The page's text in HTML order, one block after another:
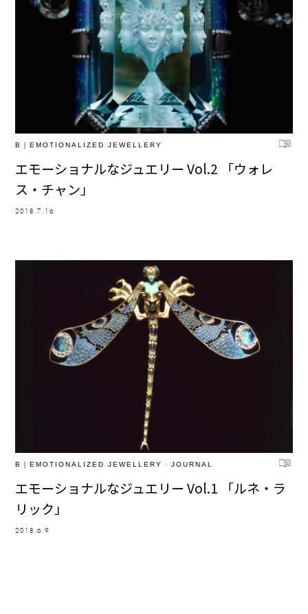
B｜EMOTIONALIZED JEWELLERY
エモーショナルなジュエリー Vol.2 「ウォレ
ス・チャン」
2018.7.16
B｜EMOTIONALIZED JEWELLERY · JOURNAL
エモーショナルなジュエリー Vol.1 「ルネ・ラ
リック」
2018.6.9